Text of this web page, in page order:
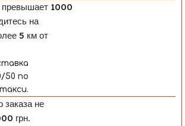
превышает 1000
на
5 км от
50 по
не
грн.